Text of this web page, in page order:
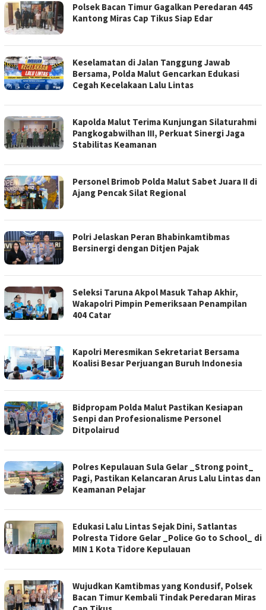
Polsek Bacan Timur Gagalkan Peredaran 445
Kantong Miras Cap Tikus Siap Edar
Keselamatan di Jalan Tanggung Jawab
Bersama, Polda Malut Gencarkan Edukasi
Cegah Kecelakaan Lalu Lintas
Kapolda Malut Terima Kunjungan Silaturahmi
Pangkogabwilhan III, Perkuat Sinergi Jaga
Stabilitas Keamanan
Personel Brimob Polda Malut Sabet Juara II di
Ajang Pencak Silat Regional
Polri Jelaskan Peran Bhabinkamtibmas
Bersinergi dengan Ditjen Pajak
Seleksi Taruna Akpol Masuk Tahap Akhir,
Wakapolri Pimpin Pemeriksaan Penampilan
404 Catar
Kapolri Meresmikan Sekretariat Bersama
Koalisi Besar Perjuangan Buruh Indonesia
Bidpropam Polda Malut Pastikan Kesiapan
Senpi dan Profesionalisme Personel
Ditpolairud
Polres Kepulauan Sula Gelar _Strong point_
Pagi, Pastikan Kelancaran Arus Lalu Lintas dan
Keamanan Pelajar
Edukasi Lalu Lintas Sejak Dini, Satlantas
Polresta Tidore Gelar _Police Go to School_ di
MIN 1 Kota Tidore Kepulauan
Wujudkan Kamtibmas yang Kondusif, Polsek
Bacan Timur Kembali Tindak Peredaran Miras